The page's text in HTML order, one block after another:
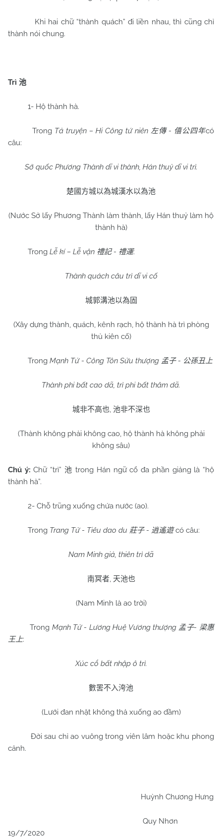
Khi hai chữ “thành quách” đi liền nhau, thì cũng chỉ
thành nói chung.
Trì 池
1- Hộ thành hà.
Trong Tả truyện – Hi Công tứ niên 左傳- 僖公四年có
câu:
Sở quốc Phương Thành dĩ vi thành, Hán thuỷ dĩ vi trì.
楚國方城以為城漢水以為池
(Nước Sở lấy Phương Thành làm thành, lấy Hán thuỷ làm hộ
thành hà)
Trong Lễ kí – Lễ vận 禮記- 禮運:
Thành quách câu trì dĩ vi cố
城郭溝池以為固
(Xây dựng thành, quách, kênh rạch, hộ thành hà trì phòng
thủ kiên cố)
Trong Mạnh Tử - Công Tôn Sửu thượng 孟子- 公孫丑上
Thành phi bất cao dã, trì phi bất thâm dã.
城非不高也, 池非不深也
(Thành không phải không cao, hộ thành hà không phải
không sâu)
Chú ý: Chữ “trì” 池 trong Hán ngữ cổ đa phần giảng là “hộ
thành hà”.
2- Chỗ trũng xuống chứa nước (ao).
Trong Trang Tử - Tiêu dao du 莊子- 逍遙遊 có câu:
Nam Minh giả, thiên trì dã
南冥者, 天池也
(Nam Minh là ao trời)
Trong Mạnh Tử - Lương Huệ Vương thượng 孟子- 梁惠
王上:
Xúc cổ bất nhập ô trì.
數罟不入洿池
(Lưới đan nhặt không thả xuống ao đầm)
Đời sau chỉ ao vuông trong viên lâm hoặc khu phong
cảnh.
Huỳnh Chương Hưng
Quy Nhơn
19/7/2020